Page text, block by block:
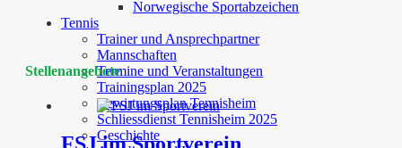
Norwegische Sportabzeichen
Tennis
Trainer und Ansprechpartner
Mannschaften
Termine und Veranstaltungen
Trainingsplan 2025
Bewirtungsplan Tennisheim
Schliessdienst Tennisheim 2025
Geschichte
Stellenangebote